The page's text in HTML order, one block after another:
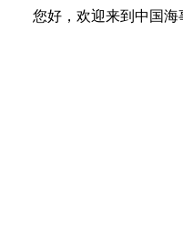
事仲裁委员会网站！ 今天是